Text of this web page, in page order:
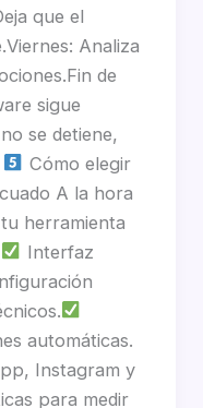
que el
Analiza
de
sigue
se detiene,
Cómo elegir
A la hora
herramienta
Interfaz
automáticas.
Instagram y
para medir